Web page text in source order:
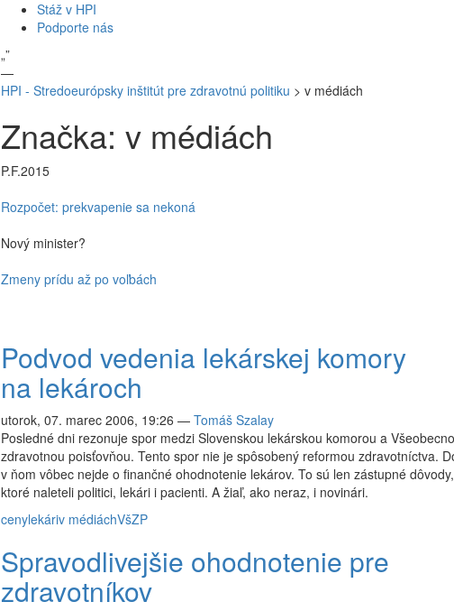
Stáž v HPI
Podporte nás
„”
—
HPI - Stredoeurópsky inštitút pre zdravotnú politiku > v médiách
Značka: v médiách
P.F.2015
Rozpočet: prekvapenie sa nekoná
Nový minister?
Zmeny prídu až po voľbách
Podvod vedenia lekárskej komory
na lekároch
utorok, 07. marec 2006, 19:26 — Tomáš Szalay
Posledné dni rezonuje spor medzi Slovenskou lekárskou komorou a
zdravotnou poisťovňou. Tento spor nie je spôsobený reformou zdravotníctva.
v ňom vôbec nejde o finančné ohodnotenie lekárov. To sú len zástupné
ktoré naleteli politici, lekári i pacienti. A žiaľ, ako neraz, i novinári.
cenylekáriv médiáchVšZP
Spravodlivejšie ohodnotenie pre
zdravotníkov